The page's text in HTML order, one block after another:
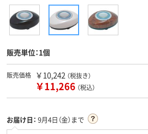
販売単位：1個
販売価格 ￥10,242 （税抜き）
￥11,266 （税込）
お届け日： 9月4日（金）まで